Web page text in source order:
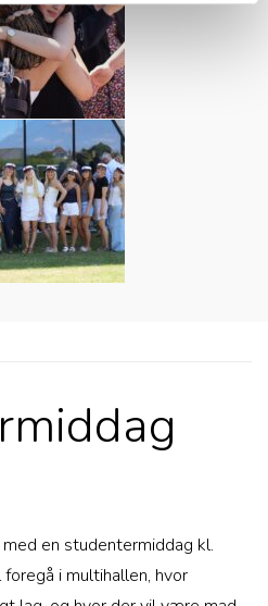
en studentermiddag kl.
i multihallen, hvor